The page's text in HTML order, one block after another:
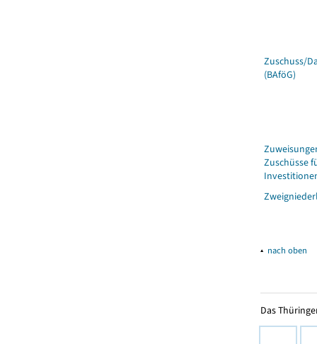
Zuschuss/
(BAföG)
Zuschüsse
▴ nach oben
Das